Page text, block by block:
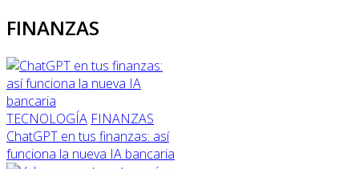
FINANZAS
TECNOLOGÍA FINANZAS
ChatGPT en tus finanzas: así
funciona la nueva IA bancaria